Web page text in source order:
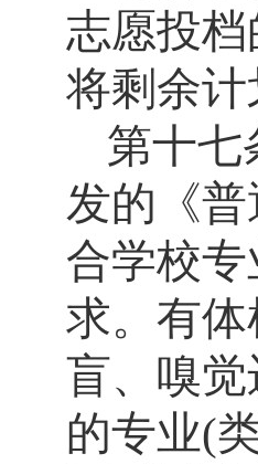
志愿投
将剩余
第十
发的《
合学校
求。有
盲、嗅
的专业(